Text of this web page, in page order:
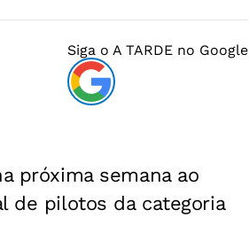
Siga o A TARDE no Google
próxima semana ao
de pilotos da categoria